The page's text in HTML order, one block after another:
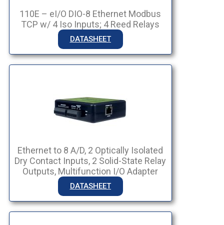
110E – eI/O DIO-8 Ethernet Modbus
TCP w/ 4 Iso Inputs; 4 Reed Relays
DATASHEET
Ethernet to 8 A/D, 2 Optically Isolated
Dry Contact Inputs, 2 Solid-State Relay
Outputs, Multifunction I/O Adapter
DATASHEET